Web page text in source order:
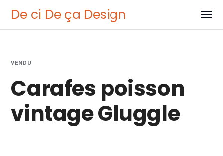
De ci De ça Design
VENDU
Carafes poisson
vintage Gluggle